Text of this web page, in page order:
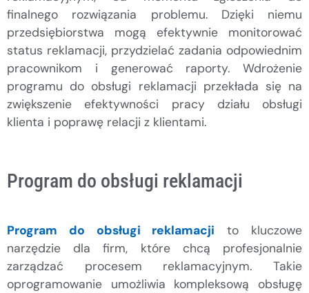
finalnego rozwiązania problemu. Dzięki niemu
przedsiębiorstwa mogą efektywnie monitorować
status reklamacji, przydzielać zadania odpowiednim
pracownikom i generować raporty. Wdrożenie
programu do obsługi reklamacji przekłada się na
zwiększenie efektywności pracy działu obsługi
klienta i poprawę relacji z klientami.
Program do obsługi reklamacji
Program do obsługi reklamacji to kluczowe
narzędzie dla firm, które chcą profesjonalnie
zarządzać procesem reklamacyjnym. Takie
oprogramowanie umożliwia kompleksową obsługę